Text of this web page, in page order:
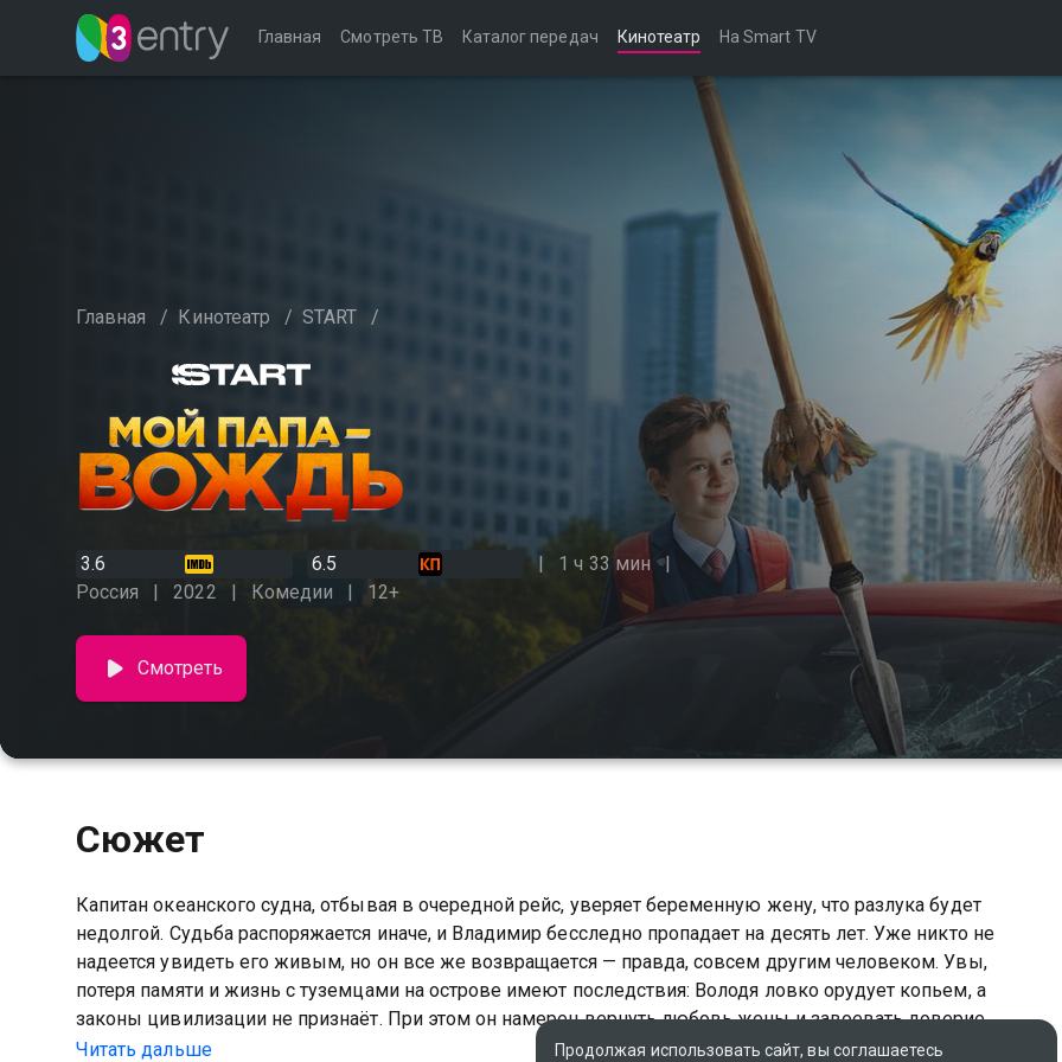
Главная Смотреть ТВ Каталог передач Кинотеатр На Smart TV
Главная / Кинотеатр / START /
3.6 6.5
1 ч 33 мин
Россия
2022 Комедии 12+
Смотреть
Сюжет
Капитан океанского судна, отбывая в очередной рейс, уверяет беременную жену, что разлука будет
недолгой. Судьба распоряжается иначе, и Владимир бесследно пропадает на десять лет. Уже никто не
надеется увидеть его живым, но он все же возвращается — правда, совсем другим человеком. Увы,
потеря памяти и жизнь с туземцами на острове имеют последствия: Володя ловко орудует копьем, а
законы цивилизации не признаёт. При этом он намерен вернуть любовь жены и завоевать доверие
сына. Сумеет ли герой отстоять свое право на второй шанс?
Читать дальше Продолжая использовать сайт, вы соглашаетесь